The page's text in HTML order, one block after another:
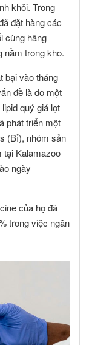
khỏi. Trong
đặt hàng các
cùng hãng
nằm trong kho.
bại vào tháng
đề là do một
quý giá lọt
phát triển một
(Bỉ), nhóm sản
tại Kalamazoo
ngày
của họ đã
trong việc ngăn